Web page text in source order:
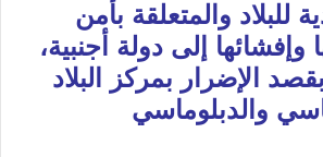
للبلاد والمتعلقة بأمن
وإفشائها إلى دولة أجنبية،
الإضرار بمركز البلاد
والدبلوماسي